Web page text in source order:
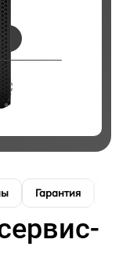
Гарантия